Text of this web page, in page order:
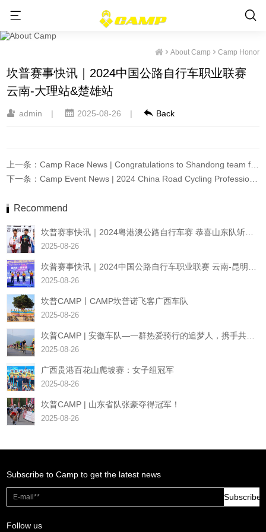
About Camp Camp Honor
坎普赛事快讯｜2024中国公路自行车职业联赛
云南-大理站&楚雄站
admin | 2025-08-26 | Back
Recommend
2025-08-26
2025-08-26
坎普CAMP丨CAMP坎普诺飞客广西车队
2025-08-26
2025-08-26
广西贵港百花山爬坡赛：女子组冠军
2025-08-26
坎普CAMP | 山东省队张豪夺得冠军！
2025-08-26
Subscribe to Camp to get the latest news
Subscribe
Follow us